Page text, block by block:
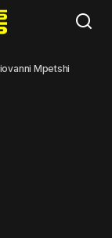
Mpetshi